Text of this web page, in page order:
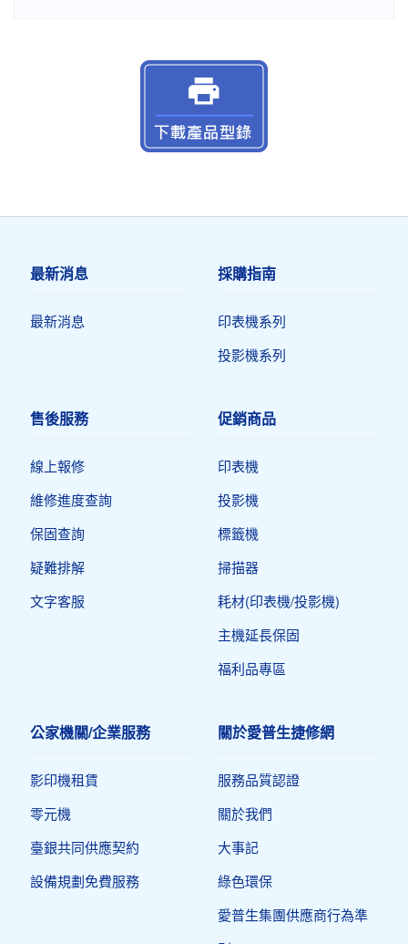
最新消息
最新消息
採購指南
印表機系列
投影機系列
售後服務
線上報修
維修進度查詢
保固查詢
疑難排解
文字客服
促銷商品
印表機​
投影機
標籤機
掃描器
耗材(印表機/投影機)
主機延長保固
福利品專區
公家機關/企業服務
影印機租賃
零元機
臺銀共同供應契約
設備規劃免費服務
關於愛普生捷修網
服務品質認證
關於我們
大事記
綠色環保
愛普生集團供應商行為準